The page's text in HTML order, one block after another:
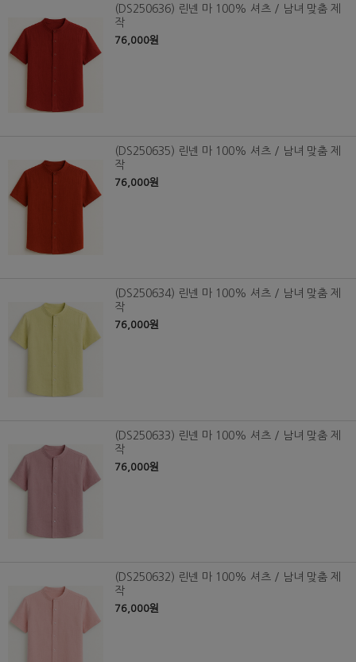
(DS250636) 린넨 마 100% 셔츠 / 남녀 맞춤 제
작
76,000원
(DS250635) 린넨 마 100% 셔츠 / 남녀 맞춤 제
작
76,000원
(DS250634) 린넨 마 100% 셔츠 / 남녀 맞춤 제
작
76,000원
(DS250633) 린넨 마 100% 셔츠 / 남녀 맞춤 제
작
76,000원
(DS250632) 린넨 마 100% 셔츠 / 남녀 맞춤 제
작
76,000원